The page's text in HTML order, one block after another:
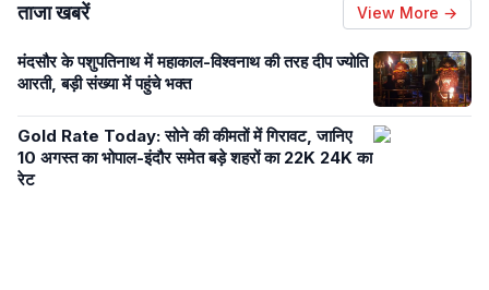
ताजा खबरें View More →
मंदसौर के पशुपतिनाथ में महाकाल-विश्वनाथ की तरह दीप ज्योति
आरती, बड़ी संख्या में पहुंचे भक्त
Gold Rate Today: सोने की कीमतों में गिरावट, जानिए
10 अगस्त का भोपाल-इंदौर समेत बड़े शहरों का 22K 24K का
रेट